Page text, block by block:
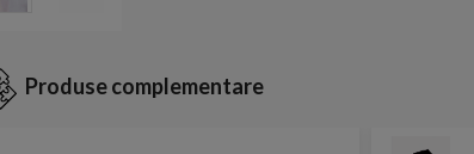
Produse complementare